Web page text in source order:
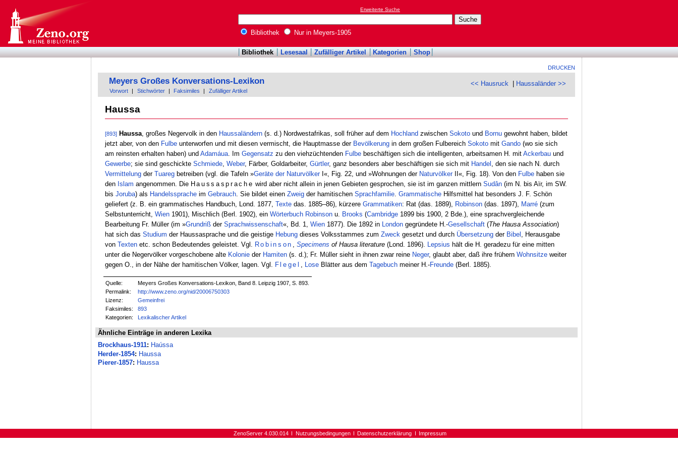
Erweiterte Suche
Bibliothek Nur in Meyers-1905
Bibliothek Lesesaal Zufälliger Artikel Kategorien Shop
DRUCKEN
<< Hausruck Haussaländer >>
Meyers Großes Konversations-Lexikon
Vorwort Stichwörter Faksimiles Zufälliger Artikel
Haussa
[893] Haussa, großes Negervolk in den Haussaländern(s. d.) Nordwestafrikas, soll früher auf dem Hochland zwischen Sokotound Bornugewohnt haben, bildet
jetzt aber, von den Fulbeunterworfen und mit diesen vermischt, die Hauptmasse der Bevölkerungin dem großen Fulbereich Sokotomit Gando(wo sie sich
am reinsten erhalten haben) und Adamáua. Im Gegensatz zu den viehzüchtenden Fulbebeschäftigen sich die intelligenten, arbeitsamen H. mit Ackerbauund
Gewerbe; sie sind geschickte Schmiede, Weber, Färber, Goldarbeiter, Gürtler, ganz besonders aber beschäftigen sie sich mit Handel
, den sie nach N. durch
Vermittelungder Tuaregbetreiben (vgl. die Tafeln »Geräte der NaturvölkerI«, Fig. 22, und »Wohnungen der NaturvölkerII«, Fig. 18). Von den Fulbehaben sie
den Islam angenommen. Die Haussasprache wird aber nicht allein in jenen Gebieten gesprochen, sie ist im ganzen mittlernSudân (im N. bis Aïr, im SW.
bis Joruba) als Handelsspracheim Gebrauch. Sie bildet einen Zweigder hamitischen Sprachfamilie. GrammatischeHilfsmittel hat besonders J. F. Schön
geliefert (z. B. ein grammatisches Handbuch, Lond. 1877, Textedas. 1885–86), kürzere Grammatiken: Rat (das. 1889), Robinson(das. 1897), Marré(zum
Selbstunterricht, Wien1901), Mischlich (Berl. 1902), ein Wörterbuch Robinsonu. Brooks (Cambridge1899 bis 1900, 2 Bde.), eine sprachvergleichende
Bearbeitung Fr. Müller (im »Grundrißder Sprachwissenschaft«, Bd. 1, Wien1877). Die 1892 in Londongegründete H.-Gesellschaft(The Hausa Association)
hat sich das Studium der Haussasprache und die geistige Hebungdieses Volksstammes zum Zweck gesetzt und durch Übersetzungder Bibel
, Herausgabe
von Textenetc. schon Bedeutendes geleistet. Vgl. Robinson Specimens of Hausa literature (Lond. 1896). Lepsius hält die H. geradezu für eine mitten
unter die Negervölker vorgeschobene alte Kolonieder Hamiten(s. d.); Fr. Müller sieht in ihnen zwar reine Neger, glaubt aber, daß ihre frühern Wohnsitzeweiter
gegen O., in der Nähe der hamitischen Völker, lagen. Vgl.
Flegel LoseBlätter aus dem Tagebuchmeiner H.-Freunde(Berl. 1885).
Quelle:
Meyers Großes Konversations-Lexikon, Band 8. Leipzig 1907, S. 893.
Permalink:
http://www.zeno.org/nid/20006750303
Lizenz:
Gemeinfrei
Faksimiles:
893
Kategorien:
Lexikalischer Artikel
Ähnliche Einträge in anderen Lexika
Brockhaus-1911: Haússa
Herder-1854: Haussa
Pierer-1857: Haussa
ZenoServer 4.030.014 Nutzungsbedingungen Datenschutzerklärung Impressum